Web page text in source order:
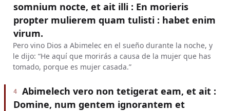
somnium nocte, et ait illi : En morieris
propter mulierem quam tulisti : habet enim
virum.
Pero vino Dios a Abimelec en el sueño durante la noche, y
le dijo: “He aquí que morirás a causa de la mujer que has
tomado, porque es mujer casada.”
4
Abimelech vero non tetigerat eam, et ait :
Domine, num gentem ignorantem et